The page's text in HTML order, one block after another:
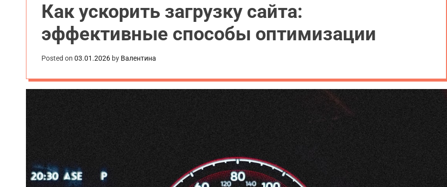
Как ускорить загрузку сайта:
эффективные способы оптимизации
Posted on 03.01.2026 by Валентина